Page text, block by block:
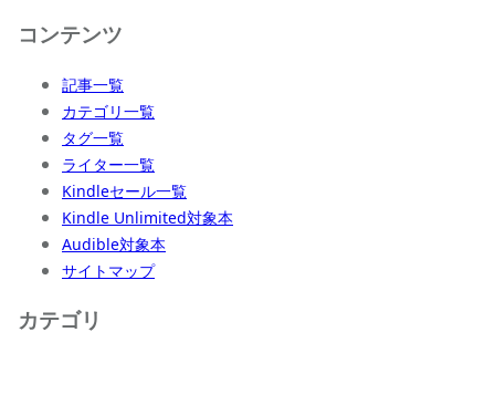
コンテンツ
記事一覧
カテゴリ一覧
タグ一覧
ライター一覧
Kindleセール一覧
Kindle Unlimited対象本
Audible対象本
サイトマップ
カテゴリ